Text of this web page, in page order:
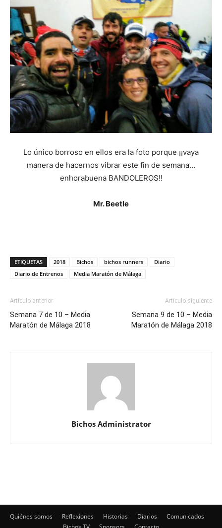
Lo único borroso en ellos era la foto porque ¡¡vaya
manera de hacernos vibrar este fin de semana…
enhorabuena BANDOLEROS!!
Mr. Beetle
ETIQUETAS 2018 Bichos bichos runners
Diario
Diario de Entrenos
Media Maratón de Málaga
Artículo anterior
Semana 7 de 10 – Media
Maratón de Málaga 2018
Artículo siguiente
Semana 9 de 10 – Media
Maratón de Málaga 2018
Bichos Administrator
Quiénes somos Reflexiones Historias Diarios
Comunicados